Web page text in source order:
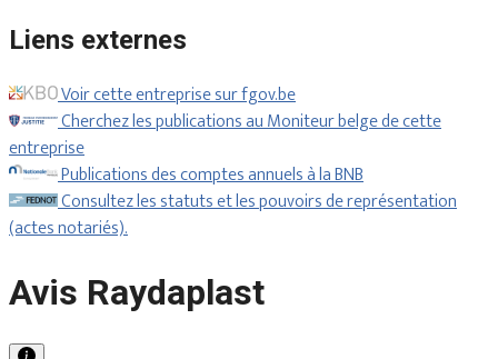
Liens externes
Voir cette entreprise sur fgov.be
Cherchez les publications au Moniteur belge de cette
entreprise
Publications des comptes annuels à la BNB
Consultez les statuts et les pouvoirs de représentation
(actes notariés).
Avis Raydaplast